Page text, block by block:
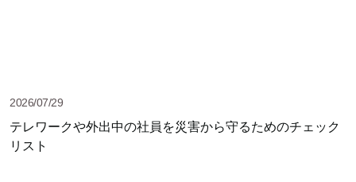
2026/07/29
テレワークや外出中の社員を災害から守るためのチェック
リスト